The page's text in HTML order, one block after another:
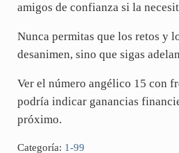
amigos de confianza si la
Nunca permitas que los retos y
desanimen, sino que sigas
Ver el número angélico 15 con
podría indicar ganancias
próximo.
Categoría: 1-99